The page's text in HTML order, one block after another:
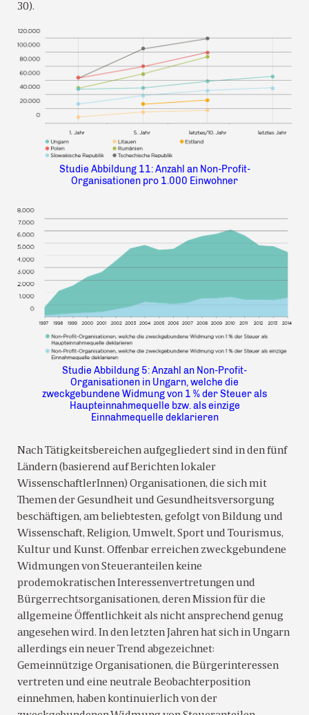
30).
Studie Abbildung 11: Anzahl an Non-Profit-
Organisationen pro 1.000 Einwohner
Studie Abbildung 5: Anzahl an Non-Profit-
Organisationen in Ungarn, welche die
zweckgebundene Widmung von 1 % der Steuer als
Haupteinnahmequelle bzw. als einzige
Einnahmequelle deklarieren
Nach Tätigkeitsbereichen aufgegliedert sind in den fünf
Ländern (basierend auf Berichten lokaler
WissenschaftlerInnen) Organisationen, die sich mit
Themen der Gesundheit und Gesundheitsversorgung
beschäftigen, am beliebtesten, gefolgt von Bildung und
Wissenschaft, Religion, Umwelt, Sport und Tourismus,
Kultur und Kunst. Offenbar erreichen zweckgebundene
Widmungen von Steueranteilen keine
prodemokratischen Interessenvertretungen und
Bürgerrechtsorganisationen, deren Mission für die
allgemeine Öffentlichkeit als nicht ansprechend genug
angesehen wird. In den letzten Jahren hat sich in Ungarn
allerdings ein neuer Trend abgezeichnet:
Gemeinnützige Organisationen, die Bürgerinteressen
vertreten und eine neutrale Beobachterposition
einnehmen, haben kontinuierlich von der